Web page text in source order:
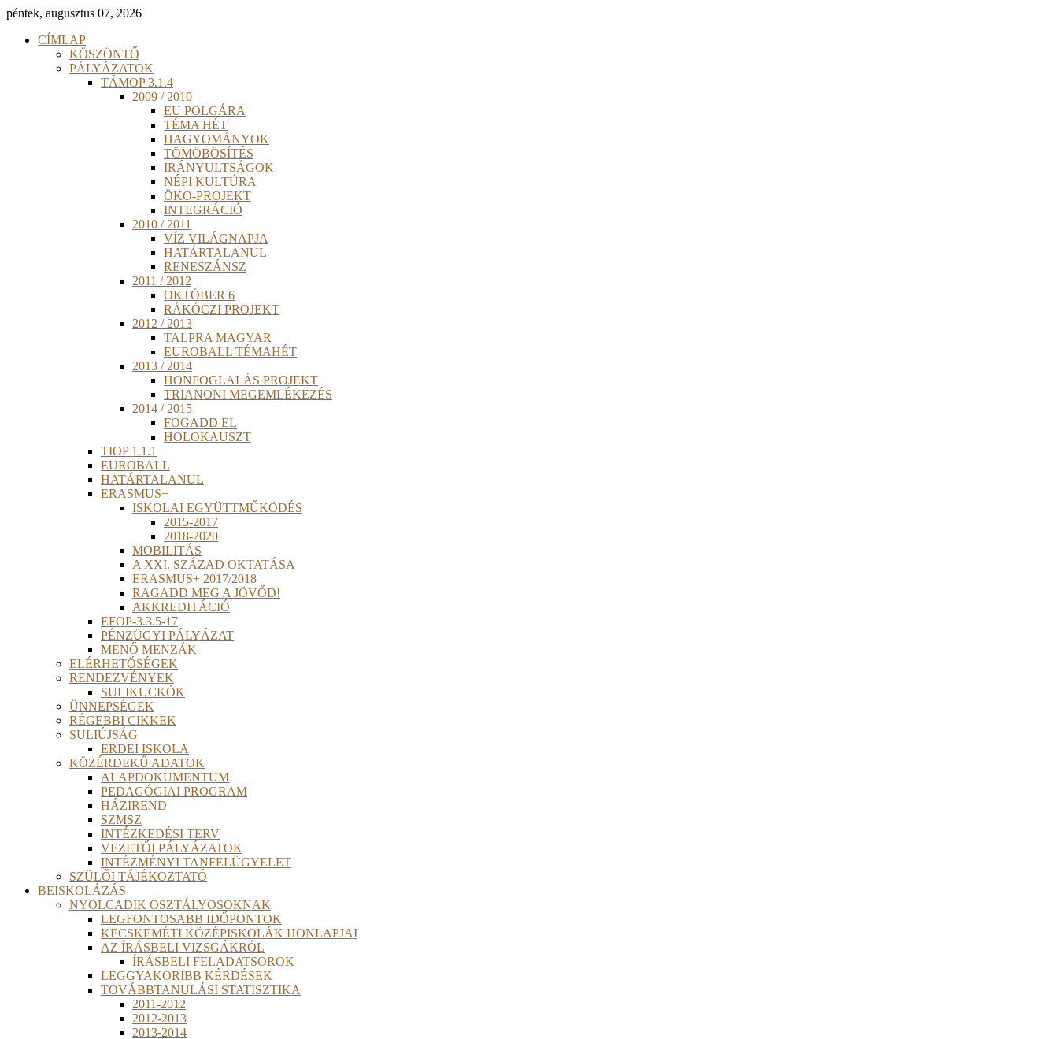
péntek, augusztus 07, 2026
CÍMLAP
KÖSZÖNTŐ
PÁLYÁZATOK
TÁMOP 3.1.4
2009 / 2010
EU POLGÁRA
TÉMA HÉT
HAGYOMÁNYOK
TÖMÖBÖSÍTÉS
IRÁNYULTSÁGOK
NÉPI KULTÚRA
ÖKO-PROJEKT
INTEGRÁCIÓ
2010 / 2011
VÍZ VILÁGNAPJA
HATÁRTALANUL
RENESZÁNSZ
2011 / 2012
OKTÓBER 6
RÁKÓCZI PROJEKT
2012 / 2013
TALPRA MAGYAR
EUROBALL TÉMAHÉT
2013 / 2014
HONFOGLALÁS PROJEKT
TRIANONI MEGEMLÉKEZÉS
2014 / 2015
FOGADD EL
HOLOKAUSZT
TIOP 1.1.1
EUROBALL
HATÁRTALANUL
ERASMUS+
ISKOLAI EGYÜTTMŰKÖDÉS
2015-2017
2018-2020
MOBILITÁS
A XXI. SZÁZAD OKTATÁSA
ERASMUS+ 2017/2018
RAGADD MEG A JÖVŐD!
AKKREDITÁCIÓ
EFOP-3.3.5-17
PÉNZÜGYI PÁLYÁZAT
MENŐ MENZÁK
ELÉRHETŐSÉGEK
RENDEZVÉNYEK
SULIKUCKÓK
ÜNNEPSÉGEK
RÉGEBBI CIKKEK
SULIÚJSÁG
ERDEI ISKOLA
KÖZÉRDEKŰ ADATOK
ALAPDOKUMENTUM
PEDAGÓGIAI PROGRAM
HÁZIREND
SZMSZ
INTÉZKEDÉSI TERV
VEZETŐI PÁLYÁZATOK
INTÉZMÉNYI TANFELÜGYELET
SZÜLŐI TÁJÉKOZTATÓ
BEISKOLÁZÁS
NYOLCADIK OSZTÁLYOSOKNAK
LEGFONTOSABB IDŐPONTOK
KECSKEMÉTI KÖZÉPISKOLÁK HONLAPJAI
AZ ÍRÁSBELI VIZSGÁKRÓL
ÍRÁSBELI FELADATSOROK
LEGGYAKORIBB KÉRDÉSEK
TOVÁBBTANULÁSI STATISZTIKA
2011-2012
2012-2013
2013-2014